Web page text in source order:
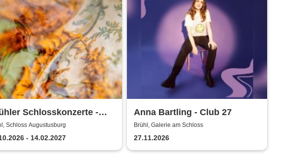
Schlosskonzerte -
um vier 2026/27
Schloss Augustusburg
- 14.02.2027
Anna Bartling - Club 27
Brühl, Galerie am Schloss
27.11.2026